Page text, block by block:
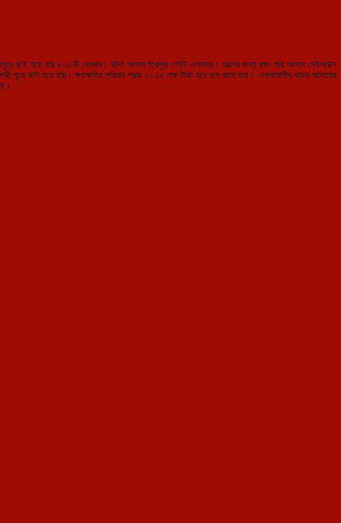
ছাই হয়ে যায় ৮-১০টি দোকান। ঘটনা আসাম ত্রিপুরা গেইট এলাকায়। অল্পের জন্য রক্ষা পায় আসাম সেইলটেক্স
ছাই হয়ে যায়। ক্ষয়ক্ষতির পরিমান প্রায় ১০-১৫ লক্ষ টাকা হবে বলে জানা যায়। এলাকাবাসীর ধারনা আসামের